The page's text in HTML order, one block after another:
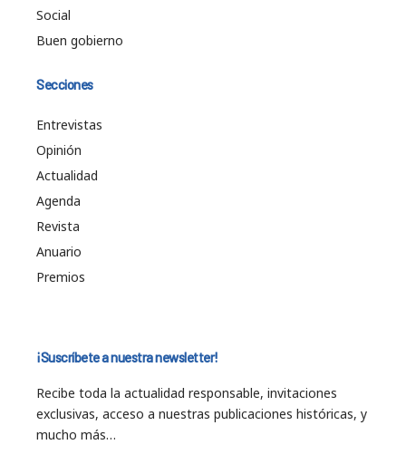
Social
Buen gobierno
Secciones
Entrevistas
Opinión
Actualidad
Agenda
Revista
Anuario
Premios
¡Suscríbete a nuestra newsletter!
Recibe toda la actualidad responsable, invitaciones
exclusivas, acceso a nuestras publicaciones históricas, y
mucho más…